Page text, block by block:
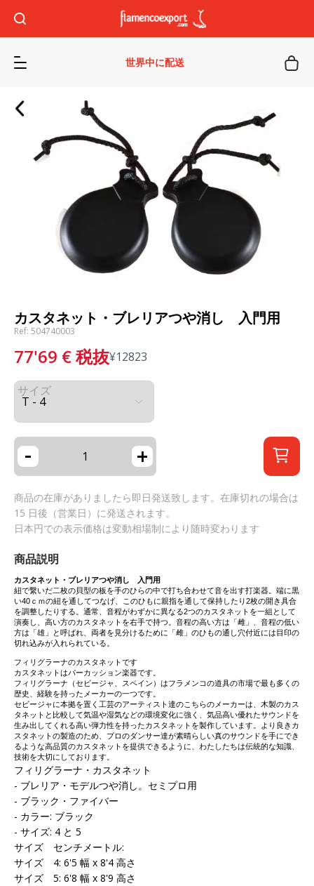
世界中に配送
カスタネット・ブレリアつや消し 入門用
Ref: 504740003
77'69 €税抜¥12823
サイズ
- +
商品の在庫がありましたら即日発送致します。在庫切れの場合は
15 日後（営業日）に発送されます。
日本円での表示価格は変動相場制により随時変わります
商品説明
カスタネット・ブレリアつや消し 入門用
紐で繋いだ二枚の貝型の板を手のひらの中で打ち合わせて音を出す打楽器。端に黒
い40ｃｍの紐を通してつなげ、このひもに親指を通して保持したり2枚の開き具合
を調整したりする。通常、音程がわずかに異なる2つのカスタネットを一組として
演奏し、高い方のカスタネットを右手で持つ。音程の高い方は「雌」、音程の低い
方は「雄」と呼ばれ、両者を見分けるために「雌」のひもの通し穴付近には目印の
切れ込みが入れられている。
フィリグラーナのカスタネットです
カスタネットはパーカッション楽器です。
フィリグラーナ（セビージャ、スペイン）はフラメンコの道具の市場で最も多くの
歴史、経験を持ったメーカーの一つです。
セビージャに本拠を置く工芸のアーティスト達のこちらのメーカーは、木製のカス
タネットと比較して気温や湿気などの環境変化に強く、気品高い優れたサウンドを
生み出してくれる高い弾力性を持ったカスタネットを製作しています。より良きカ
スタネットの製造のため、プロのダンサー達が素晴らしい真のサウンドを手にでき
るような高品質のカスタネットを提供できるように、わたしたちは伝統的な知識、
技術を大切にしております。
フィリグラーナ・カスタネット
- ブレリア・モデルつや消し。セミプロ用
- ブラック・ファイバー
- カラー: ブラック
- サイズ: 4 と 5
サイズ センチメートル:
サイズ 4: 6'5 幅 x 8'4 高さ
サイズ 5: 6'8 幅 x 8'9 高さ